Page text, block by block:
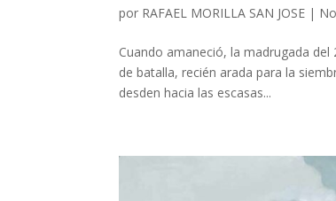
por RAFAEL MORILLA SAN JOSE |
Cuando amaneció, la madrugada
de batalla, recién arada para la
desden hacia las escasas...